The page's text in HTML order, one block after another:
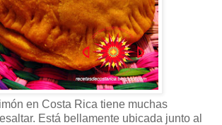
en Costa Rica tiene muchas
Está bellamente ubicada junto al